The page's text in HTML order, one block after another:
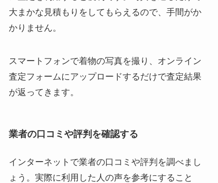
大まかな見積もりをしてもらえるので、手間がか
かりません。
スマートフォンで着物の写真を撮り、オンライン
査定フォームにアップロードするだけで査定結果
が返ってきます。
業者の口コミや評判を確認する
インターネットで業者の口コミや評判を調べまし
ょう。実際に利用した人の声を参考にすること